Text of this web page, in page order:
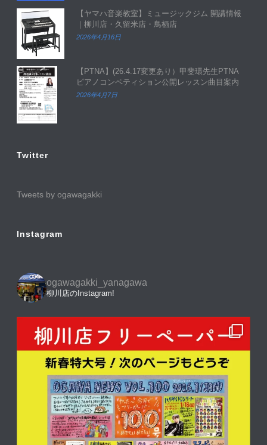
【ヤマハ音楽教室】ミュージックジム 開講情報
｜柳川店・久留米店・鳥栖店
2026年4月16日
【PTNA】(26.4.17変更あり）甲斐環先生PTNA
ピアノコンペティション公開レッスン曲目案内
2026年4月7日
Twitter
Tweets by ogawagakki
Instagram
ogawagakki_yanagawa
柳川店のInstagram!